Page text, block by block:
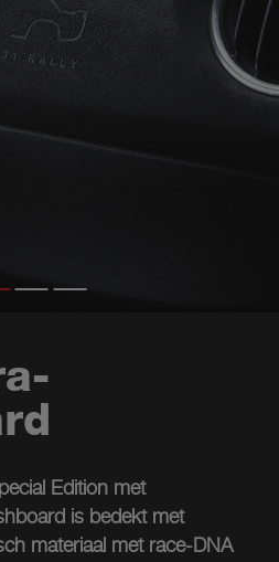
Edition met
is bedekt met
materiaal met race-DNA